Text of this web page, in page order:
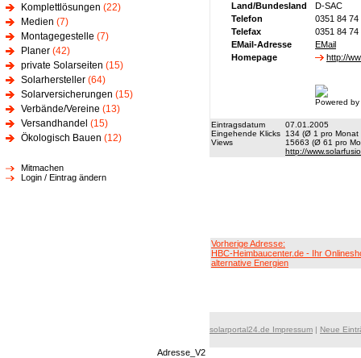
Komplettlösungen (22)
Medien (7)
Montagegestelle (7)
Planer (42)
private Solarseiten (15)
Solarhersteller (64)
Solarversicherungen (15)
Verbände/Vereine (13)
Versandhandel (15)
Ökologisch Bauen (12)
Mitmachen
Login / Eintrag ändern
Land/Bundesland
D-SAC
Telefon
0351 84 74
Telefax
0351 84 74
EMail-Adresse
EMail
Homepage
http://
Powered
Eintragsdatum
07.01.2005
Eingehende Klicks 134 (Ø 1 pro Monat
Views
15663 (Ø 61 pro
http://
Vorherige Adresse:
HBC-Heimbaucenter.de - Ihr
alternative Energien
solarportal24.de Impressum | Neue
Adresse_V2